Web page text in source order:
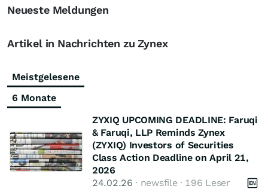
Neueste Meldungen
Artikel in Nachrichten zu Zynex
Meistgelesene
6 Monate
ZYXIQ UPCOMING DEADLINE: Faruqi
& Faruqi, LLP Reminds Zynex
(ZYXIQ) Investors of Securities
Class Action Deadline on April 21,
2026
24.02.26 · newsfile · 196 Leser